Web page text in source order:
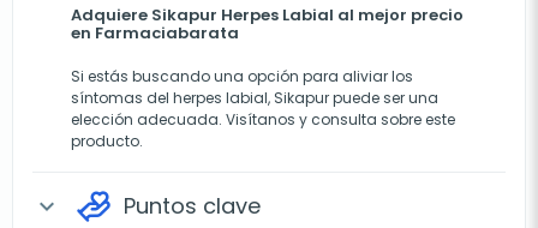
Adquiere Sikapur Herpes Labial al mejor precio
en Farmaciabarata
Si estás buscando una opción para aliviar los
síntomas del herpes labial, Sikapur puede ser una
elección adecuada. Visítanos y consulta sobre este
producto.
expand_more Puntos clave